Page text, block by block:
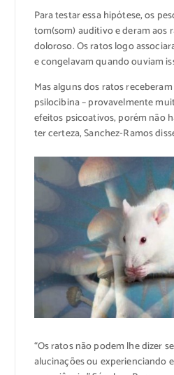
Para testar essa hipótese, os
tom(som) auditivo e deram aos
doloroso. Os ratos logo
e congelavam quando ouviam
Mas alguns dos ratos
psilocibina – provavelmente
efeitos psicoativos, porém não
ter certeza, Sanchez-Ramos
“Os ratos não podem lhe dizer
alucinações ou experienciando